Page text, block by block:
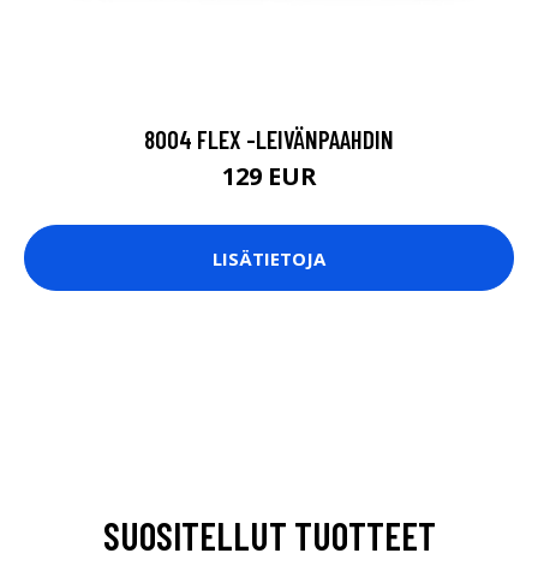
8004 FLEX -LEIVÄNPAAHDIN
129 EUR
LISÄTIETOJA
SUOSITELLUT TUOTTEET